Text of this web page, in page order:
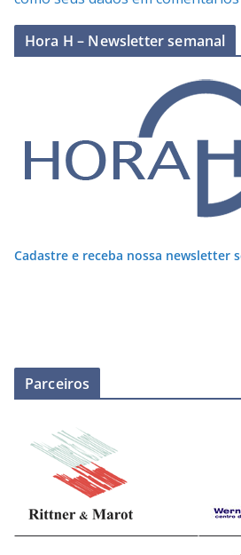
Hora H – Newsletter semanal
Cadastre e receba nossa newsletter
Parceiros